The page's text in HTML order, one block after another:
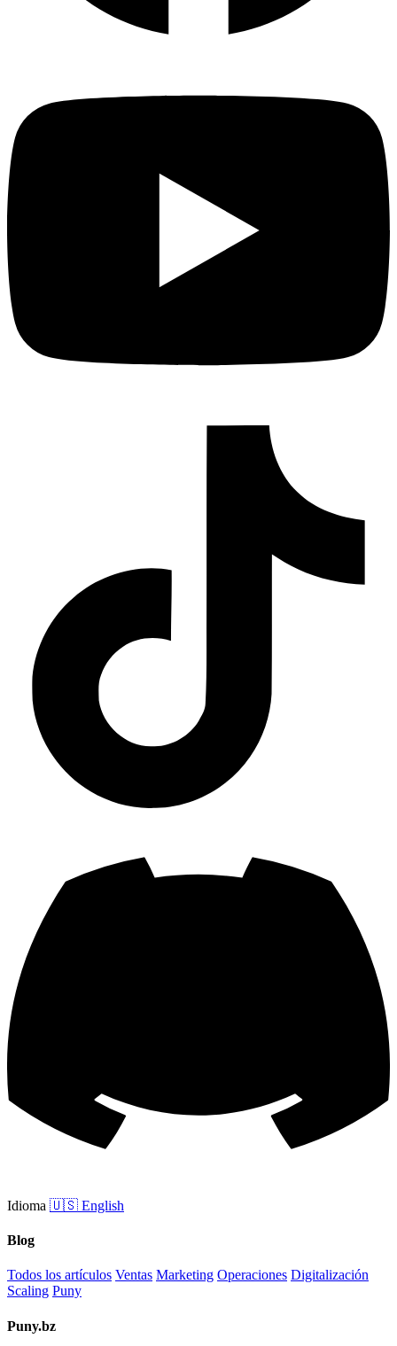
Idioma 🇺🇸 English
Blog
Todos los artículos Ventas Marketing Operaciones Digitalización
Scaling Puny
Puny.bz